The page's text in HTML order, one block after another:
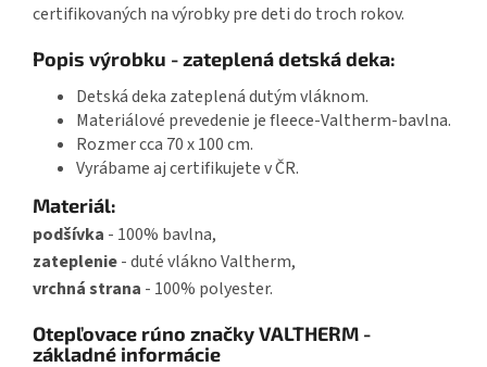
certifikovaných na výrobky pre deti do troch rokov.
Popis výrobku - zateplená detská deka:
Detská deka zateplená dutým vláknom.
Materiálové prevedenie je fleece-Valtherm-bavlna.
Rozmer cca 70 x 100 cm.
Vyrábame aj certifikujete v ČR.
Materiál:
podšívka - 100% bavlna,
zateplenie- duté vlákno Valtherm,
vrchná strana - 100% polyester.
Otepľovace rúno značky VALTHERM -
základné informácie